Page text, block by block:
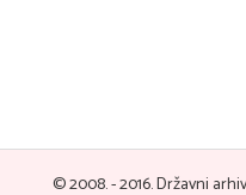
© 2008. - 2016. Državni